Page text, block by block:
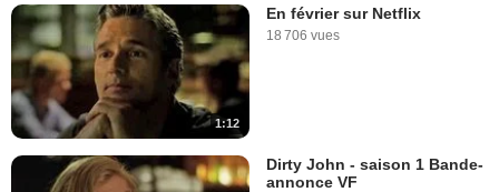
1:12
En février sur Netflix
18 706 vues
Dirty John - saison 1 Bande-
annonce VF